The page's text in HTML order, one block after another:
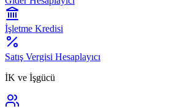
İşletme Kredisi
Satış Vergisi Hesaplayıcı
İK ve İşgücü